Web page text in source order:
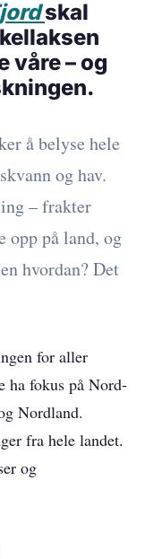
skal
våre – og
å belyse hele
og hav.
– frakter
opp på land, og
hvordan? Det
for aller
ha fokus på Nord-
Nordland.
fra hele landet.
og